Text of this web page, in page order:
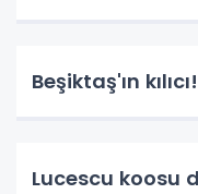
Beşiktaş'ın kılıcı!
Lucescu koosu